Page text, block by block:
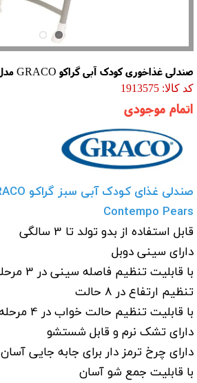
صندلی غذاخوری کودک آبی گراکو GRACO مدل Contempo Pears
کد کالا: 1913575
اتمام موجودی
Contempo Pears
قابل استفاده از بدو تولد تا 3 سالگی
دارای سینی دوبل
با قابلیت تنظیم فاصله سینی در 3 مرحله
تنظیم ارتفاع در 8 حالت
با قابلیت تنظیم حالت خواب در 4 مرحله
دارای تشک نرم و قابل شستشو
دارای چرخ ترمز دار برای جابه جایی آسان
با قابلیت جمع شو آسان